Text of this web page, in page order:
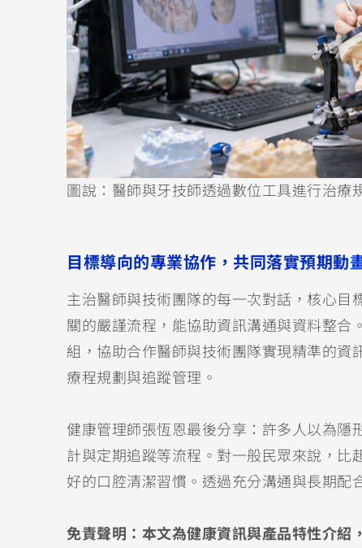
圖說：醫師與牙技師透過數位工具進行治療
目標導向的專業協作，共同落實預期動
主治醫師與技術團隊的每一次對話，核心
關的嚴謹流程，能協助資訊溝通與資料整
組，協助合作醫師與技術團隊實現精準的資
療程規劃與追蹤管理。
健康管理師張恆恩最後分享：許多人以為隱
計與定期追蹤等流程。對一般民眾來說，比
好的口腔清潔習慣。透過充分溝通與長期配
免責聲明：本文為健康資訊與產品特性介紹